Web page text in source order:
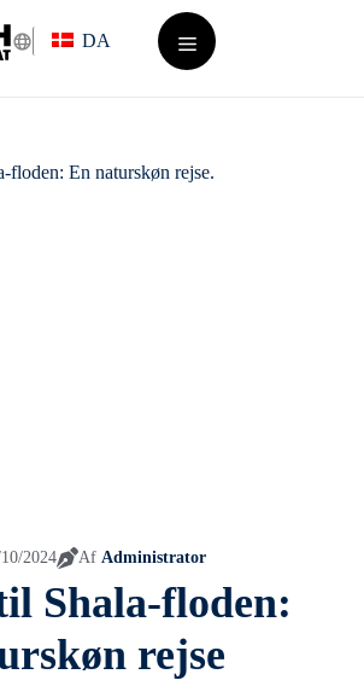
DA
Menu
2024 Af Administrator
Shala-floden:
rejse